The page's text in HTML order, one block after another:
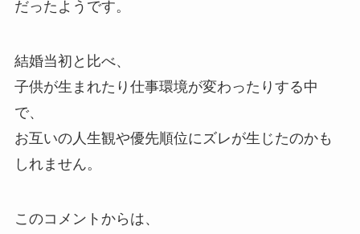
だったようです。
結婚当初と比べ、
子供が生まれたり仕事環境が変わったりする中
で、
お互いの人生観や優先順位にズレが生じたのかも
しれません。
このコメントからは、